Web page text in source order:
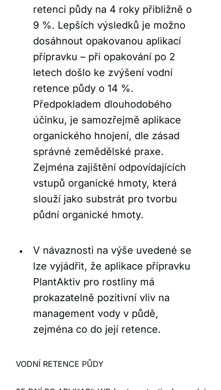
retenci půdy na 4 roky přibližně o
9 %. Lepších výsledků je možno
dosáhnout opakovanou aplikací
přípravku – při opakování po 2
letech došlo ke zvýšení vodní
retence půdy o 14 %.
Předpokladem dlouhodobého
účinku, je samozřejmě aplikace
organického hnojení, dle zásad
správné zemědělské praxe.
Zejména zajištění odpovídajících
vstupů organické hmoty, která
slouží jako substrát pro tvorbu
půdní organické hmoty.
V návaznosti na výše uvedené se
lze vyjádřit, že aplikace přípravku
PlantAktiv pro rostliny má
prokazatelně pozitivní vliv na
management vody v půdě,
zejména co do její retence.
VODNÍ RETENCE PŮDY